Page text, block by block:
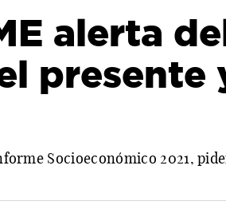
alerta
presente
Socioeconómico 2021,